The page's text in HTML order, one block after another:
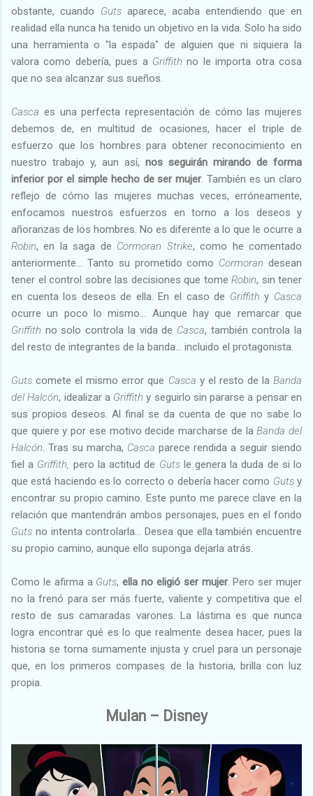
obstante, cuando Gutsaparece, acaba entendiendo que en
realidad ella nunca ha tenido un objetivo en la vida. Solo ha sido
una herramienta o "la espada" de alguien que ni siquiera la
valora como debería, pues a Griffith no le importa otra cosa
que no sea alcanzar sus sueños.
Casca es una perfecta representación de cómo las mujeres
debemos de, en multitud de ocasiones, hacer el triple de
esfuerzo que los hombres para obtener reconocimiento en
nuestro trabajo y, aun así, nos seguirán mirando de forma
inferior por el simple hecho de ser mujer. También es un claro
reflejo de cómo las mujeres muchas veces, erróneamente,
enfocamos nuestros esfuerzos en torno a los deseos y
añoranzas de los hombres. No es diferente a lo que le ocurre a
Robin, en la saga de Cormoran Strike, como he comentado
anteriormente… Tanto su prometido como Cormoran desean
tener el control sobre las decisiones que tome Robin, sin tener
en cuenta los deseos de ella. En el caso de Griffith y Casca
ocurre un poco lo mismo… Aunque hay que remarcar que
Griffith no solo controla la vida de Casca, también controla la
del resto de integrantes de la banda... incluido el protagonista.
Guts comete el mismo error que Casca y el resto de la Banda
del Halcón, idealizar a Griffith y seguirlo sin pararse a pensar en
sus propios deseos. Al final se da cuenta de que no sabe lo
que quiere y por ese motivo decide marcharse de laBanda del
Halcón. Tras su marcha, Casca parece rendida a seguir siendo
fiel a Griffith, pero la actitud de Gutsle genera la duda de si lo
que está haciendo es lo correcto o debería hacer como Gutsy
encontrar su propio camino. Este punto me parece clave en la
relación que mantendrán ambos personajes, pues en el fondo
Guts no intenta controlarla… Desea que ella también encuentre
su propio camino, aunque ello suponga dejarla atrás.
Como le afirma a Guts,ella no eligió ser mujer. Pero ser mujer
no la frenó para ser más fuerte, valiente y competitiva que el
resto de sus camaradas varones. La lástima es que nunca
logra encontrar qué es lo que realmente desea hacer, pues la
historia se torna sumamente injusta y cruel para un personaje
que, en los primeros compases de la historia, brilla con luz
propia.
Mulan – Disney